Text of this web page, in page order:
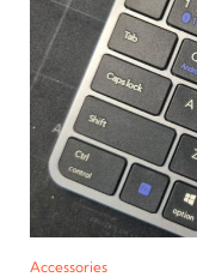
Accessories